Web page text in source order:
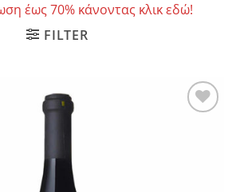
έως 70% κάνοντας κλικ εδώ!
FILTER